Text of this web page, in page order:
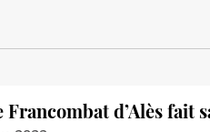
Francombat d’Alès fait